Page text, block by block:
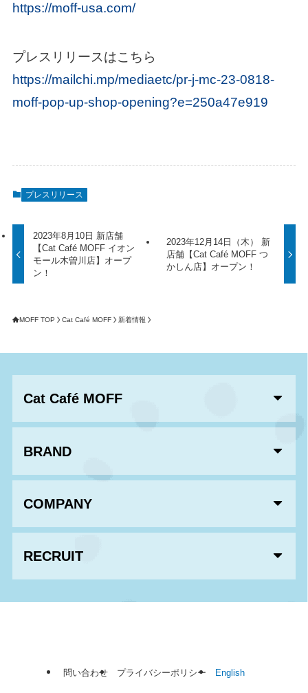
https://moff-usa.com/
プレスリリースはこちら
https://mailchi.mp/mediaetc/pr-j-mc-23-0818-
moff-pop-up-shop-opening?e=250a47e919
プレスリリース
2023年8月10日 新店舗
【Cat Café MOFF イオン
モール木曽川店】オープ
ン！
2023年12月14日（木） 新
店舗【Cat Café MOFF つ
かしん店】オープン！
MOFF TOP Cat Café MOFF 新着情報
Cat Café MOFF
BRAND
COMPANY
RECRUIT
問い合わせ プライバシーポリシー English